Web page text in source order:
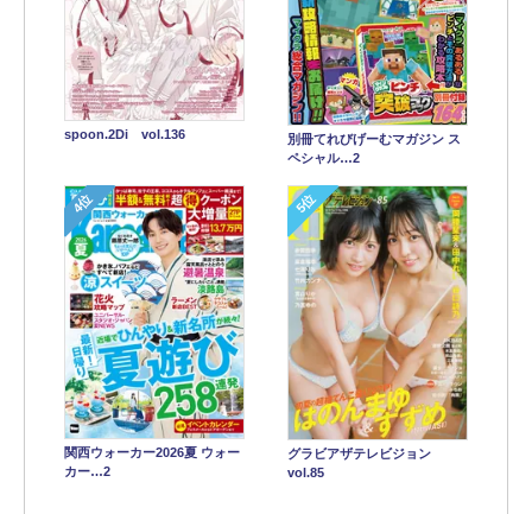
spoon.2Di vol.136
別冊てれびげーむマガジン ス
ペシャル…2
4位
関西ウォーカー2026夏 ウォー
カー…2
5位
グラビアザテレビジョン
vol.85